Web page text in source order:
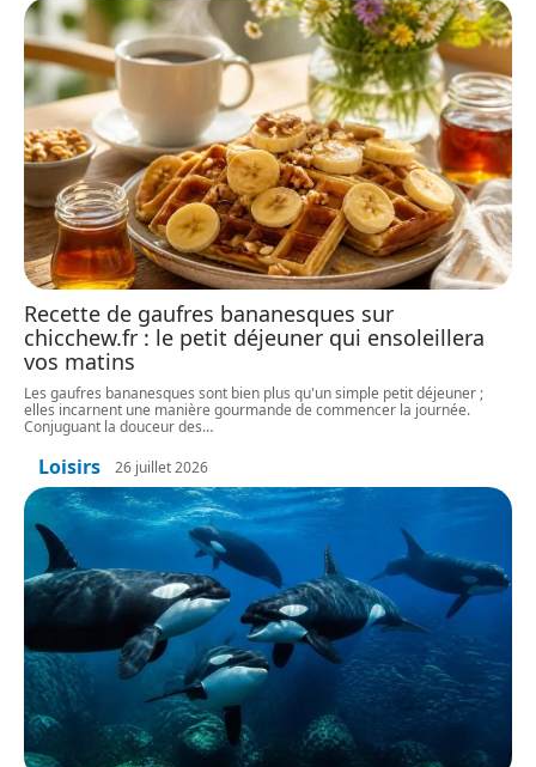
Recette de gaufres bananesques sur
chicchew.fr : le petit déjeuner qui ensoleillera
vos matins
Les gaufres bananesques sont bien plus qu'un simple petit déjeuner ;
elles incarnent une manière gourmande de commencer la journée.
Conjuguant la douceur des…
Loisirs 26 juillet 2026